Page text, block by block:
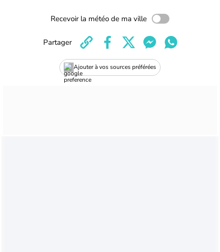
Recevoir la météo de ma ville
Ajouter à vos sources préférées
Partager